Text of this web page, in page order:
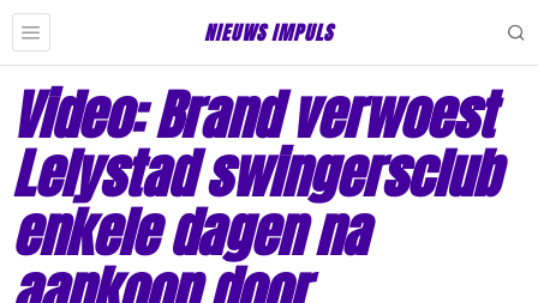
NIEUWS IMPULS
Video: Brand verwoest
Lelystad swingersclub
enkele dagen na